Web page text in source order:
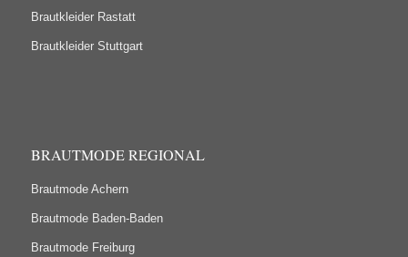
Brautkleider Rastatt
Brautkleider Stuttgart
BRAUTMODE REGIONAL
Brautmode Achern
Brautmode Baden-Baden
Brautmode Freiburg